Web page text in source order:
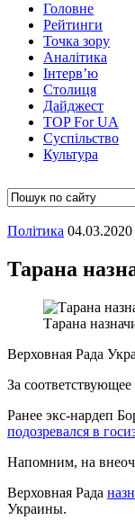
Головне
Рейтинги
Точка зору
Аналітика
Інтерв’ю
Столиця
Дайджест
TOP For UA
Суспiльство
Культура
Полiтика 04.03.2020
Тарана
Тарана
Верховная Рада
За
Ранее экс-нардеп
подозревался в
Напомним, на
Верховная Рада
Украины.